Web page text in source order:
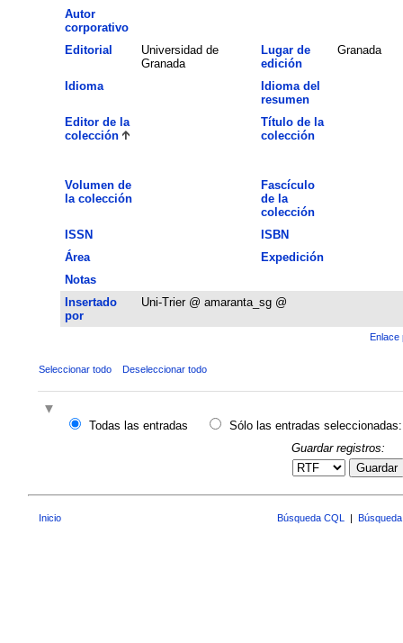
Autor
corporativo
Editorial
Universidad de
Granada
Lugar de
edición
Granada
Idioma
Idioma del
resumen
Editor de la
colección
Título de la
colección
Volumen de
la colección
Fascículo
de la
colección
ISSN
ISBN
Área
Expedición
Notas
Insertado
por
Uni-Trier @ amaranta_sg @
Enlace
Seleccionar todo Deseleccionar todo
Todas las entradas
Sólo las entradas seleccionadas:
Guardar registros:
Guardar
Inicio Búsqueda CQL